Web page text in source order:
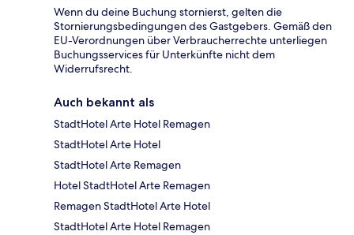
Wenn du deine Buchung stornierst, gelten die
Stornierungsbedingungen des Gastgebers. Gemäß den
EU-Verordnungen über Verbraucherrechte unterliegen
Buchungsservices für Unterkünfte nicht dem
Widerrufsrecht.
Auch bekannt als
StadtHotel Arte Hotel Remagen
StadtHotel Arte Hotel
StadtHotel Arte Remagen
Hotel StadtHotel Arte Remagen
Remagen StadtHotel Arte Hotel
StadtHotel Arte Hotel Remagen